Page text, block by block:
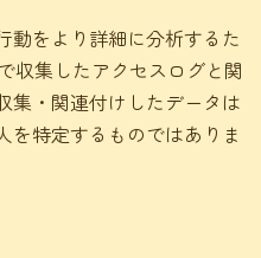
動をより詳細に分析するた
収集したアクセスログと関
集・関連付けしたデータは
を特定するものではありま